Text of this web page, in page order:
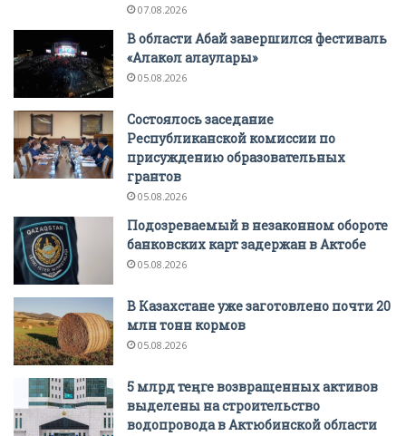
07.08.2026
В области Абай завершился фестиваль
«Алакөл алаулары»
05.08.2026
Состоялось заседание
Республиканской комиссии по
присуждению образовательных
грантов
05.08.2026
Подозреваемый в незаконном обороте
банковских карт задержан в Актобе
05.08.2026
В Казахстане уже заготовлено почти 20
млн тонн кормов
05.08.2026
5 млрд теңге возвращенных активов
выделены на строительство
водопровода в Актюбинской области